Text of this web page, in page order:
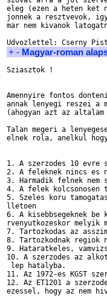
eleg (ezen a heten ket
jonnek a resztvevok,
mar nem kivanok
+ - Magyar-roman
Sziasztok !
Amennyire fontos
annak lenyegi reszei a
(ahogyan azt az altalam
Talan megeri a
elnek rola, anelkul
1. A szerzodes 10 evre
2. A feleknek nincs es
3. Harmadik felnek nem
4. A felek kolcsonosen
5. Szeles koru
lletoen
6. A kisebbsegeknek
rvenyutkozeskor melyik
7. Tartozkodas az
8. Tartozkodnak regiok
9. Hataratkeles,
10. A szerzodes az
lep hatalyba.
11. Az 1972-es KGST
12. Az ET1201 a
ezessel, hogy az nem